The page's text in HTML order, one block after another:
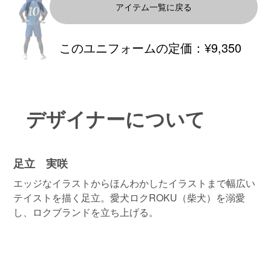
アイテム一覧に戻る
このユニフォームの定価：¥9,350
デザイナーについて
足立 実咲
エッジなイラストからほんわかしたイラストまで幅広い
テイストを描く足立。愛犬ロクROKU（柴犬）を溺愛
し、ロクブランドを立ち上げる。